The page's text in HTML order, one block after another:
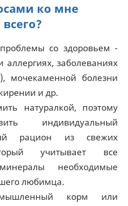
ко мне
со здоровьем -
аллергиях, заболеваниях
мочекаменной болезни
и др.
натуралкой, поэтому
индивидуальный
рацион из свежих
учитывает все
необходимые
любимца.
корм или